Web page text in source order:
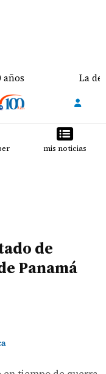
La delegación
mis noticias
de
Panamá